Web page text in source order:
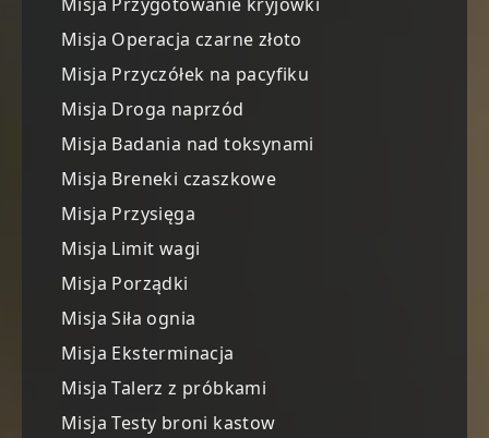
Misja Operacja czarne złoto
Misja Przyczółek na pacyfiku
Misja Droga naprzód
Misja Badania nad toksynami
Misja Breneki czaszkowe
Misja Przysięga
Misja Limit wagi
Misja Porządki
Misja Siła ognia
Misja Eksterminacja
Misja Talerz z próbkami
Misja Testy broni kastow